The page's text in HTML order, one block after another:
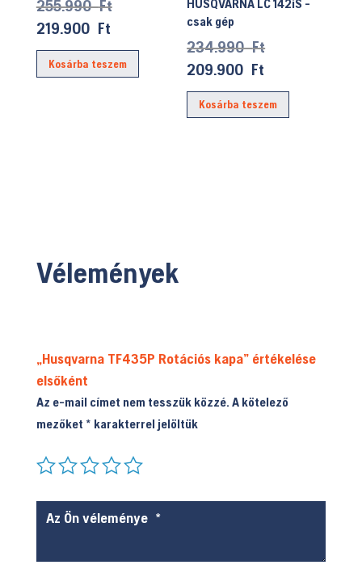
255.990FtOriginal
was:
255.990 Ft.
219.900 FtCurrent
price
is:
219.900 Ft.
Kosárba teszem
HUSQVARNA LC 142iS -
csak gép
234.990FtOriginal
was:
234.990 Ft.
209.900 Ft
price
is:
Kosárba teszem
Vélemények
„Husqvarna TF435P Rotációs kapa” értékelése
elsőként
Az e-mail címet nem tesszük közzé. A kötelező
mezőket * karakterrel jelöltük